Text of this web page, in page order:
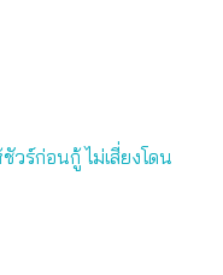
วร์ก่อนกู้ ไม่เสี่ยงโดน